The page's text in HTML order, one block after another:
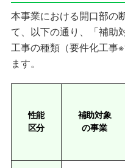
本事業における開口部の
て、以下の通り、「補助
工事の種類（要件化工事
ます。
性能
区分
補助対象
の事業